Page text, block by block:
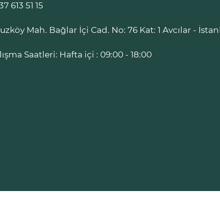
613 51 15
Mah. Bağlar İçi Cad. No: 76 Kat: 1 Avcılar -
Saatleri: Hafta içi : 09:00 - 18:00